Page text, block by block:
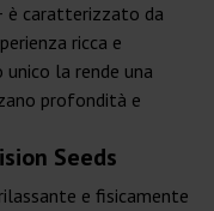
è caratterizzato da
ricca e
la rende una
profondità e
Seeds
e fisicamente